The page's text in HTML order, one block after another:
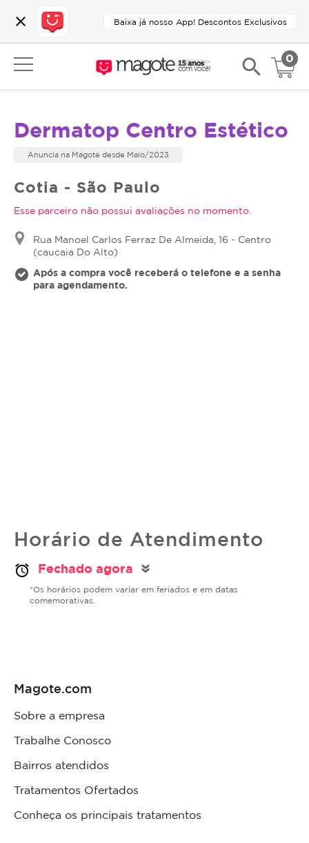
close Baixa já nosso App! Descontos Exclusivos
search 0
Dermatop Centro Estético
Anuncia na Magote desde Maio/2023
Cotia - São Paulo
Esse parceiro não possui avaliações no momento.
Rua Manoel Carlos Ferraz De Almeida, 16 - Centro
(caucaia Do Alto)
Após a compra você receberá o telefone e a senha
para agendamento.
Horário de Atendimento
alarm Fechado agora double_arrow
*Os horários podem variar em feriados e em datas
comemorativas.
Magote.com
Sobre a empresa
Trabalhe Conosco
Bairros atendidos
Tratamentos Ofertados
Conheça os principais tratamentos